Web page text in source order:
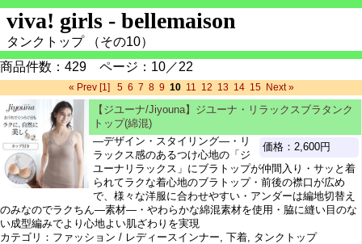
viva! girls - bellemaison
タンクトップ （その10）
商品件数：429 ページ：10／22
« Prev [1] 5 6 7 8 9 10 11 12 13 14 15 Next »
【ジユーナ/Jiyouna】ジユーナ・リラックスブラタンク
トップ(綿混)
価格：2,600円
―デザイン・スタイリング―・リ
ラックス感のあるつけ心地の「ジ
ユーナリラックス」にブラトップが仲間入り・サッと着
られてラクな着心地のブラトップ・前後の襟口が広め
で、様々な洋服に合わせやすい・アンダーは編地切替え
のみなのでラクちん―素材―・やわらかな綿混素材を使用・脇に縫い目のな
い成型編みでより心地よい肌ざわりを実現
カテゴリ：ファッション / レディースインナー, 下着, タンクトップ